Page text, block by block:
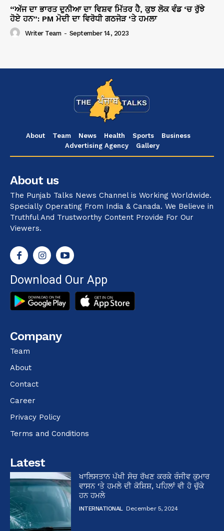
“ਅੱਜ ਦਾ ਭਾਰਤ ਦੁਨੀਆ ਦਾ ਵਿਸ਼ਵ ਮਿੱਤਰ ਹੈ, ਕੁਝ ਲੋਕ ਵੰਡ ‘ਚ ਰੁੱਝੇ
ਹੋਏ ਹਨ”: PM ਮੋਦੀ ਦਾ ਵਿਰੋਧੀ ਗਠਜੋੜ ‘ਤੇ ਹਮਲਾ
Writer Team - September 14, 2023
About Team News Health Sports
Business
Advertising Agency
Gallery
About us
The Punjab Talks News Channel is Working Worldwide.
Specially Operating From India & Canada. We Believe in
Truthful And Trustworthy Content Provide For Our
Viewers.
Download Our App
Company
Team
About
Contact
Career
Privacy Policy
Terms and Conditions
Latest
ਖਾਲਿਸਤਾਨ ਪੱਖੀ ਸੋਚ ਰੱਖਣ ਕਰਕੇ ਰੰਜੀਵ ਕੁਮਾਰ
ਵਾਸਨ ‘ਤੇ ਹਮਲੇ ਦੀ ਕੋਸ਼ਿਸ਼, ਪਹਿਲਾਂ ਵੀ ਹੋ ਚੁੱਕੇ
ਹਨ ਹਮਲੇ
INTERNATIONAL December 5, 2024